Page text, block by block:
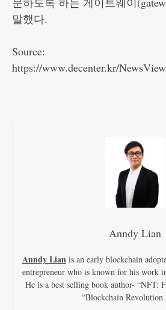
말했다.
Source:
https://www.decenter.kr/
Anndy Lian
Anndy Lianis an early blockchain
entrepreneur who is known for his work
He is a best selling book author- “NFT:
“Blockchain Revolution